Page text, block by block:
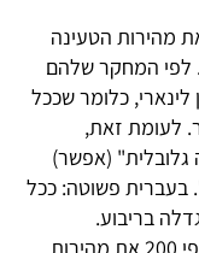
מהירות הטעינה
לפי המחקר שלהם
כלומר שככל
לעומת זאת,
גלובלית" (אפשר)
בעברית פשוטה: ככל
בריבוע.